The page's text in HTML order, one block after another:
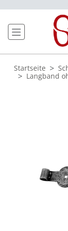
Startseite
Langband